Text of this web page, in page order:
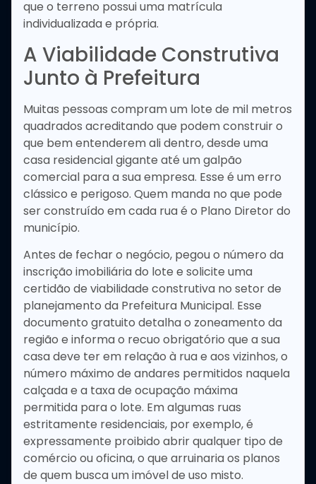
que o terreno possui uma matrícula
individualizada e própria.
A Viabilidade Construtiva
Junto à Prefeitura
Muitas pessoas compram um lote de mil metros
quadrados acreditando que podem construir o
que bem entenderem ali dentro, desde uma
casa residencial gigante até um galpão
comercial para a sua empresa. Esse é um erro
clássico e perigoso. Quem manda no que pode
ser construído em cada rua é o Plano Diretor do
município.
Antes de fechar o negócio, pegou o número da
inscrição imobiliária do lote e solicite uma
certidão de viabilidade construtiva no setor de
planejamento da Prefeitura Municipal. Esse
documento gratuito detalha o zoneamento da
região e informa o recuo obrigatório que a sua
casa deve ter em relação à rua e aos vizinhos, o
número máximo de andares permitidos naquela
calçada e a taxa de ocupação máxima
permitida para o lote. Em algumas ruas
estritamente residenciais, por exemplo, é
expressamente proibido abrir qualquer tipo de
comércio ou oficina, o que arruinaria os planos
de quem busca um imóvel de uso misto.